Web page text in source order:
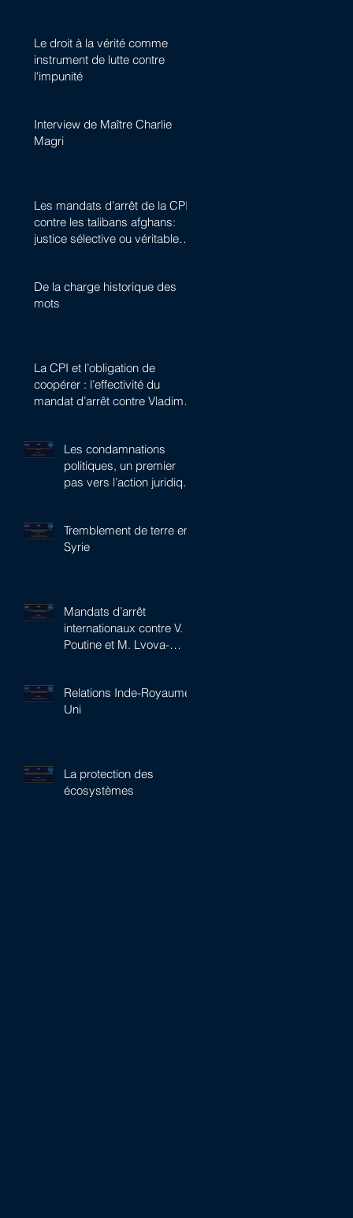
Le droit à la vérité comme
instrument de lutte contre
l'impunité
Interview de Maître Charlie
Magri
Les mandats d’arrêt de la CPI
contre les talibans afghans:
justice sélective ou véritable
De la charge historique des
mots
La CPI et l’obligation de
coopérer : l’effectivité du
mandat d’arrêt contre Vladimir
Les condamnations
politiques, un premier
pas vers l’action juridique
Tremblement de terre en
Syrie
Mandats d’arrêt
internationaux contre V.
Poutine et M. Lvova-
Relations Inde-Royaume
Uni
La protection des
écosystèmes